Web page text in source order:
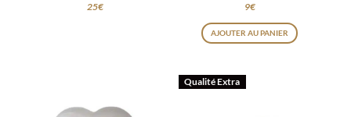
25€
9€
AJOUTER AU PANIER
Qualité Extra